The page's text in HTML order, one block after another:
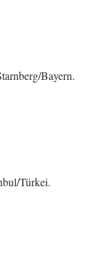
Bayern.
Türkei.